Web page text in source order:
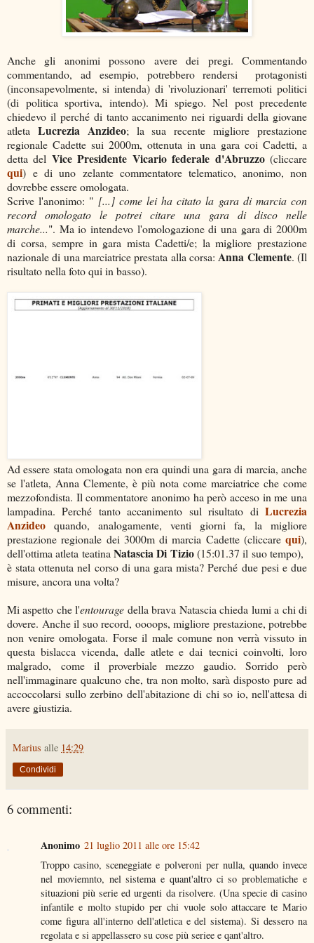
Anche gli anonimi possono avere dei pregi. Commentando
commentando, ad esempio, potrebbero rendersi protagonisti
(inconsapevolmente, si intenda) di 'rivoluzionari' terremoti politici
(di politica sportiva, intendo). Mi spiego. Nel post precedente
chiedevo il perché di tanto accanimento nei riguardi della giovane
atleta Lucrezia Anzideo; la sua recente migliore prestazione
regionale Cadette sui 2000m, ottenuta in una gara coi Cadetti, a
detta del Vice Presidente Vicario federale d'Abruzzo(cliccare
qui) e di uno zelante commentatore telematico, anonimo, non
dovrebbe essere omologata.
Scrive l'anonimo: " [...] come lei ha citato la gara di marcia con
record omologato le potrei citare una gara di disco nelle
marche...". Ma io intendevo l'omologazione di una gara di 2000m
di corsa, sempre in gara mista Cadetti/e; la migliore prestazione
nazionale di una marciatrice prestata alla corsa: Anna Clemente. (Il
risultato nella foto qui in basso).
Ad essere stata omologata non era quindi una gara di marcia, anche
se l'atleta, Anna Clemente, è più nota come marciatrice che come
mezzofondista. Il commentatore anonimo ha però acceso in me una
lampadina. Perché tanto accanimento sul risultato di Lucrezia
Anzideo quando, analogamente, venti giorni fa, la migliore
prestazione regionale dei 3000m di marcia Cadette (cliccare qui),
dell'ottima atleta teatina Natascia Di Tizio(15:01.37 il suo tempo),
è stata ottenuta nel corso di una gara mista? Perché due pesi e due
misure, ancora una volta?
Mi aspetto che l'entourage della brava Natascia chieda lumi a chi di
dovere. Anche il suo record, oooops, migliore prestazione, potrebbe
non venire omologata. Forse il male comune non verrà vissuto in
questa bislacca vicenda, dalle atlete e dai tecnici coinvolti, loro
malgrado, come il proverbiale mezzo gaudio. Sorrido però
nell'immaginare qualcuno che, tra non molto, sarà disposto pure ad
accoccolarsi sullo zerbino dell'abitazione di chi so io, nell'attesa di
avere giustizia.
Marius alle 14:29
Condividi
6 commenti:
Anonimo 21 luglio 2011 alle ore 15:42
Troppo casino, sceneggiate e polveroni per nulla, quando invece
nel moviemnto, nel sistema e quant'altro ci so problematiche e
situazioni più serie ed urgenti da risolvere. (Una specie di casino
infantile e molto stupido per chi vuole solo attaccare te Mario
come figura all'interno dell'atletica e del sistema). Si dessero na
regolata e si appellassero su cose più seriee e qant'altro.